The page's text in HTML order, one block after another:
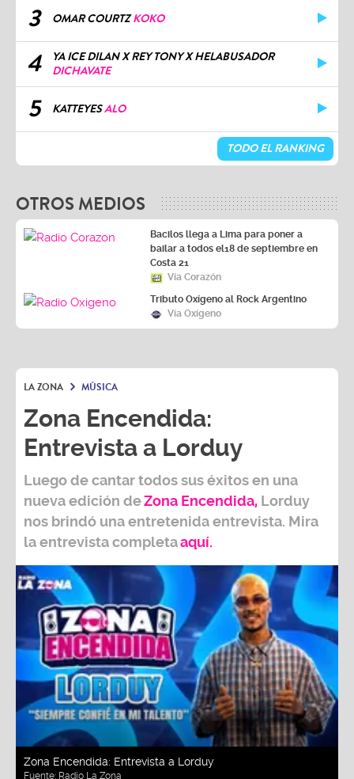
3 OMAR COURTZKOKO
4
YA ICE DILAN X REY TONY X HELABUSADOR
DICHAVATE
5 KATTEYESALO
TODO EL RANKING
OTROS MEDIOS
Bacilos llega a Lima para poner a
bailar a todos el18 de septiembre en
Costa 21
Vía Corazón
Tributo Oxígeno al Rock Argentino
Vía Oxígeno
LA ZONA MÚSICA
Zona Encendida:
Entrevista a Lorduy
Luego de cantar todos sus éxitos en una
nueva edición deZona Encendida, Lorduy
nos brindó una entretenida entrevista. Mira
la entrevista completaaquí.
Zona Encendida: Entrevista a Lorduy
Fuente: Radio La Zona